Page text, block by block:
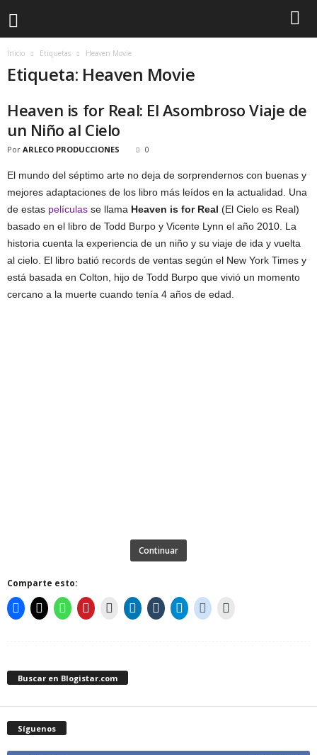
Inicio Etiquetas Heaven Movie
Etiqueta: Heaven Movie
Heaven is for Real: El Asombroso Viaje de
un Niño al Cielo
Por ARLECO PRODUCCIONES 0
El mundo del séptimo arte no deja de sorprendernos con buenas y
mejores adaptaciones de los libro más leídos en la actualidad. Una
de estas películas se llama Heaven is for Real (El Cielo es Real)
basado en el libro de Todd Burpo y Vicente Lynn el año 2010. La
historia cuenta la experiencia de un niño y su viaje de ida y vuelta
al cielo. El libro batió records de ventas según el New York Times y
está basada en Colton, hijo de Todd Burpo que vivió un momento
cercano a la muerte cuando tenía 4 años de edad.
Continuar
Comparte esto:
Buscar en Blogistar.com
Síguenos